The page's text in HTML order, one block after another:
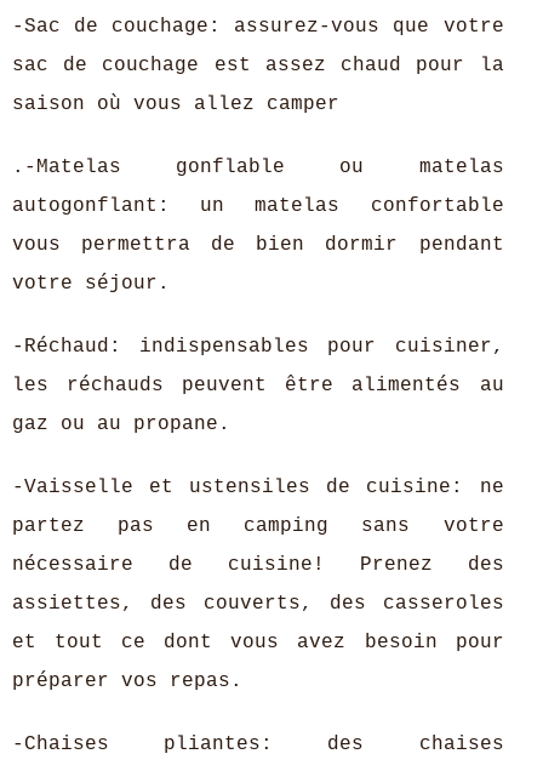
-Sac de couchage: assurez-vous que votre
sac de couchage est assez chaud pour la
saison où vous allez camper
.-Matelas gonflable ou matelas
autogonflant: un matelas confortable
vous permettra de bien dormir pendant
votre séjour.
-Réchaud: indispensables pour cuisiner,
les réchauds peuvent être alimentés au
gaz ou au propane.
-Vaisselle et ustensiles de cuisine: ne
partez pas en camping sans votre
nécessaire de cuisine! Prenez des
assiettes, des couverts, des casseroles
et tout ce dont vous avez besoin pour
préparer vos repas.
-Chaises pliantes: des chaises